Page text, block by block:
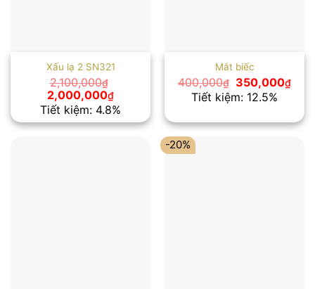
Xấu lạ 2 SN321
2,100,000₫
Giá
gốc
là:
2,100,000₫.
2,000,000₫Giá
hiện
tại
là:
2,000,000₫.
Tiết kiệm: 4.8%
Mắt biếc
400,000₫
Giá
gốc
là:
350,000₫Giá
là:
Tiết kiệm: 12.5%
-20%